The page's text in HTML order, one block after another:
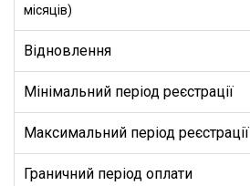
місяців)
Відновлення
Мінімальний період реєстрації
Максимальний період реєстрації
Граничний період оплати